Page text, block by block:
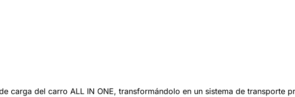
carga del carro ALL IN ONE, transformándolo en un sistema de transporte